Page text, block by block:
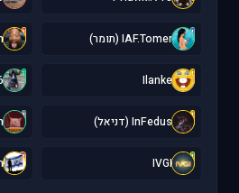
I IAF.Tomer (תומר) I
I
Ilanke
i
I InFedus (דניאל) I
I
IVGI
J